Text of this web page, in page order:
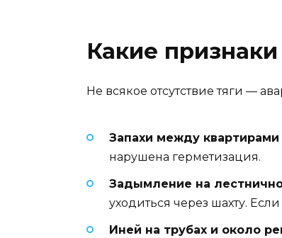
Какие
Не всякое отсутствие тяги —
Запахи между квартирами
нарушена герметизация.
Задымление на
уходиться через шахту.
Иней на трубах и около